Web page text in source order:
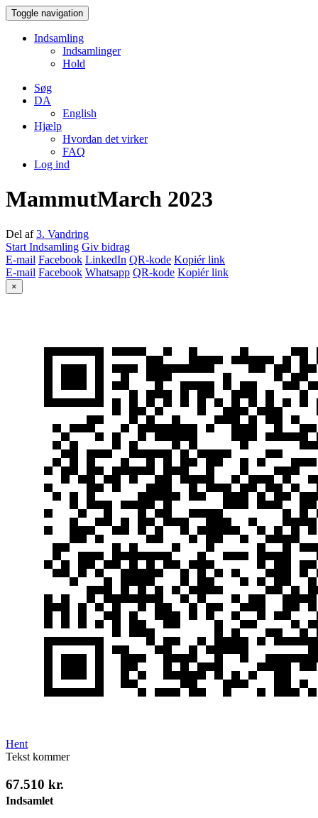
Toggle navigation
Indsamling
Indsamlinger
Hold
Søg
DA
English
Hjælp
Hvordan det virker
FAQ
Log ind
MammutMarch 2023
Del af3. Vandring
Start Indsamling Giv bidrag
E-mail Facebook LinkedIn QR-kode Kopiér link
E-mail Facebook Whatsapp QR-kode Kopiér link
×
Hent
Tekst kommer
67.510 kr.
Indsamlet